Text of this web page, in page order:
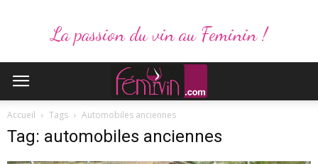
La passion du vin au Feminin !
Accueil Tags Automobiles anciennes
Tag: automobiles anciennes